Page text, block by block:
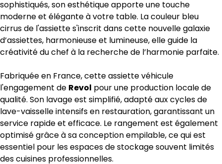
sophistiqués, son esthétique apporte une touche
moderne et élégante à votre table. La couleur bleu
cirrus de l'assiette s'inscrit dans cette nouvelle galaxie
d’assiettes, harmonieuse et lumineuse, elle guide la
créativité du chef à la recherche de l’harmonie parfaite.
Fabriquée en France, cette assiette véhicule
l'engagement de Revol pour une production locale de
qualité. Son lavage est simplifié, adapté aux cycles de
lave-vaisselle intensifs en restauration, garantissant un
service rapide et efficace. Le rangement est également
optimisé grâce à sa conception empilable, ce qui est
essentiel pour les espaces de stockage souvent limités
des cuisines professionnelles.